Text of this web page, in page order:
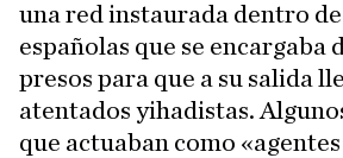
una red instaurada dentro
españolas que se encargaba
presos para que a su salida
atentados yihadistas.
que actuaban como «agentes